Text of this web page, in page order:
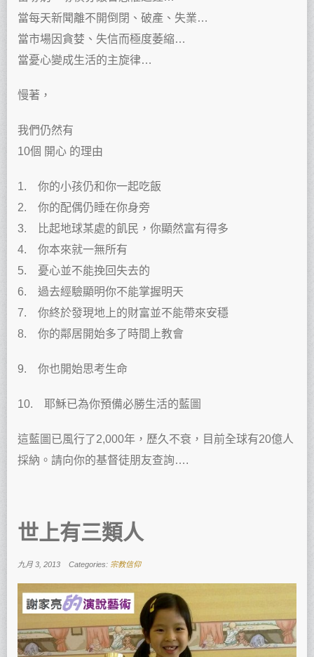
當每天新聞離不開倒閉、破產、失業…
當市場因貪婪、失信而極度萎縮…
當憂心變成生活的主旋律…
慢著，
我們仍然有
10個 開心 的理由
1. 你的小孩仍和你一起吃飯
2. 你的配偶仍睡在你身旁
3. 比起地球某處的飢民，你顯然富有得多
4. 你本來就一無所有
5. 憂心並不能挽回失去的
6. 過去經驗顯明你不能掌握明天
7. 你終於發現地上的財富並不能帶來安穩
8. 你的鄰居開始多了時間上教會
9. 你也開始思考生命
10. 耶穌已為你預備必勝生活的藍圖
這藍圖已風行了2,000年，歷久不衰，目前全球有20億人
採納。請向你的基督徒朋友查詢….
世上有三類人
九月 3, 2013 Categories: 宗教信仰